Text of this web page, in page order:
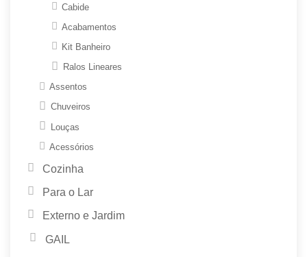
Cabide
Acabamentos
Kit Banheiro
Ralos Lineares
Assentos
Chuveiros
Louças
Acessórios
Cozinha
Para o Lar
Externo e Jardim
GAIL